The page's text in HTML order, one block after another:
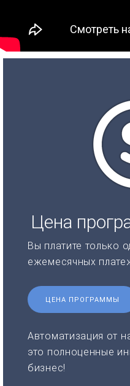
Цена
Вы платите только
ежемесячных
ЦЕНА ПРОГРАММЫ
Автоматизация от
это полноценные
бизнес!